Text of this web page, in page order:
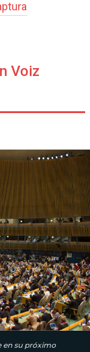
Voiz
en su próximo